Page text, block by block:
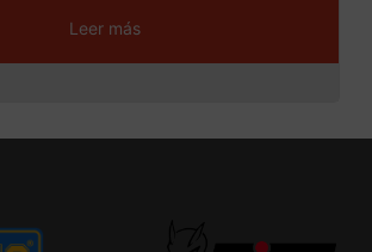
Leer más